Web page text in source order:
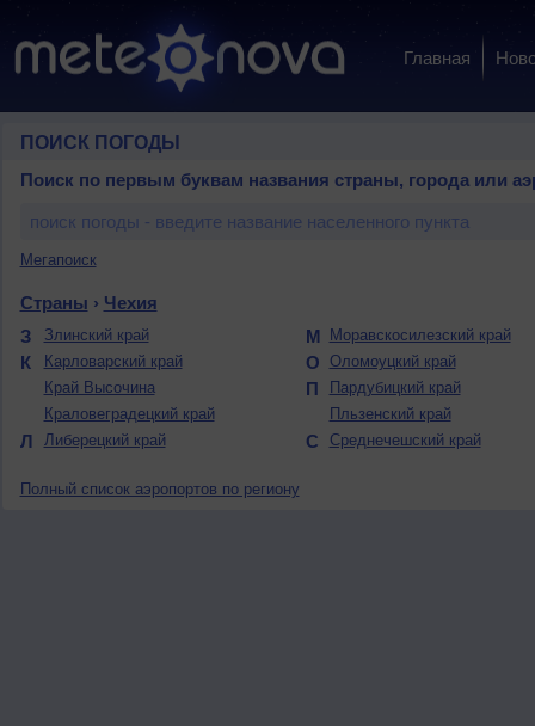
Главная
ПОИСК ПОГОДЫ
Поиск по первым буквам названия страны, города или
Мегапоиск
Страны › Чехия
З
Злинский край
К
Карловарский край
Край Высочина
Краловеградецкий край
Л Либерецкий край
М Моравскосилезский край
О Оломоуцкий край
П
Пардубицкий край
Пльзенский край
С Среднечешский край
Полный список аэропортов по региону